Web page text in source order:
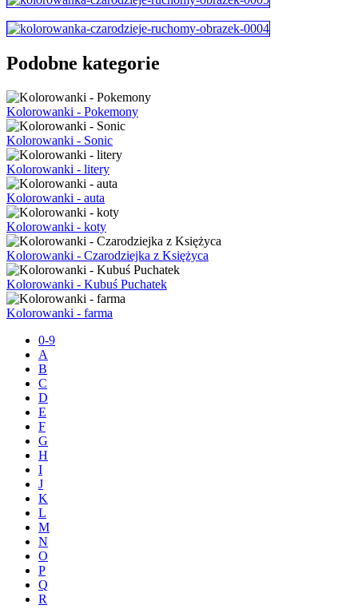
Podobne kategorie
Kolorowanki - Pokemony
Kolorowanki - Sonic
Kolorowanki - litery
Kolorowanki - auta
Kolorowanki - koty
Kolorowanki - Czarodziejka z Księżyca
Kolorowanki - Kubuś Puchatek
Kolorowanki - farma
0-9
A
B
C
D
E
F
G
H
I
J
K
L
M
N
O
P
Q
R